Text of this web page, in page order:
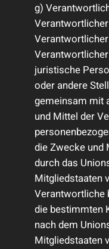
g)
Verantwortlicher
juristische
oder andere
gemeinsam mit
und Mittel der
die Zwecke und
durch das
Mitgliedstaaten
Verantwortliche
die bestimmten
nach dem
Mitgliedstaaten